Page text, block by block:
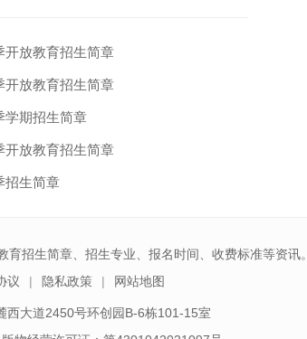
开放教育招生简章
开放教育招生简章
学期招生简章
开放教育招生简章
招生简章
招生简章、招生专业、报名时间、收费标准等资讯。
议 隐私政策 网站地图
西大道2450号环创园B-6栋101-15室